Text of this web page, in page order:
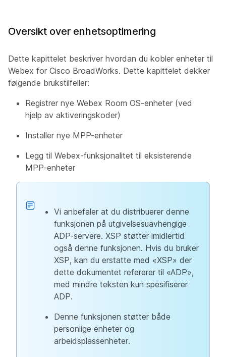
Oversikt over enhetsoptimering
Dette kapittelet beskriver hvordan du kobler enheter til
Webex for Cisco BroadWorks. Dette kapittelet dekker
følgende brukstilfeller:
Registrer nye Webex Room OS-enheter (ved
hjelp av aktiveringskoder)
Installer nye MPP-enheter
Legg til Webex-funksjonalitet til eksisterende
MPP-enheter
Vi anbefaler at du distribuerer denne
funksjonen på utgivelsesuavhengige
ADP-servere. XSP støtter imidlertid
også denne funksjonen. Hvis du bruker
XSP, kan du erstatte med «XSP» der
dette dokumentet refererer til «ADP»,
med mindre teksten kun spesifiserer
ADP.
Denne funksjonen støtter både
personlige enheter og
arbeidsplassenheter.